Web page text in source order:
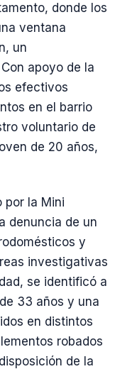
donde los
ventana
un
apoyo de la
efectivos
en el barrio
voluntario de
de 20 años,
por la Mini
denuncia de un
y
investigativas
se identificó a
33 años y una
en distintos
robados
de la